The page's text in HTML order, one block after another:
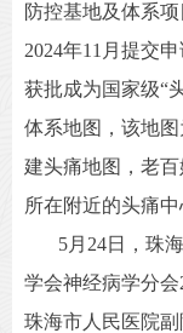
防控基地及体系
2024年11月提交
获批成为国家级“
体系地图，该地
建头痛地图，老
所在附近的头痛中
5月24日，珠
学会神经病学分会
珠海市人民医院